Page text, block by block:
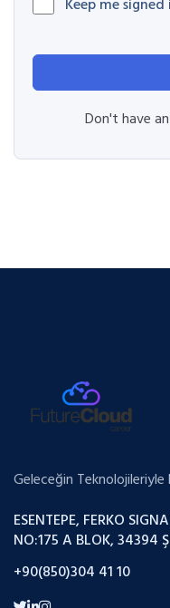
Keep me signed
Don't have
Geleceğin Teknolojileriyle
ESENTEPE, FERKO
NO:175 A BLOK, 34394
+90(850)304 41 10